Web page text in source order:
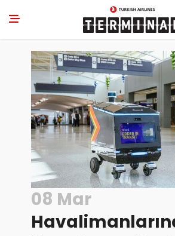
08 Mar